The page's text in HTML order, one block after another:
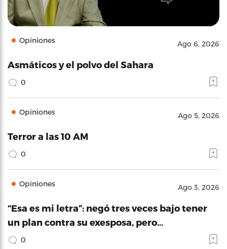
Opiniones Ago 6, 2026
Asmáticos y el polvo del Sahara
0
Opiniones Ago 5, 2026
Terror a las 10 AM
0
Opiniones Ago 3, 2026
“Esa es mi letra”: negó tres veces bajo tener
un plan contra su exesposa, pero…
0